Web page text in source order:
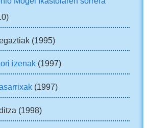
(1995)
izenak(1997)
(1997)
(1998)